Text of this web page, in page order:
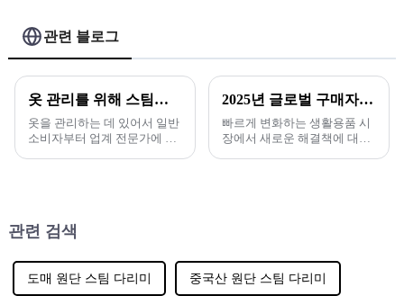
관련 블로그
옷 관리를 위해 스팀다리미를 사용하면 얻을 수 있는 5가지 주요 이점
옷을 관리하는 데 있어서 일반
소비자부터 업계 전문가에 이
2025년 글로벌 구매자를 위한 걸이형 스팀 다리미의 새로운 혁신
빠르게 변화하는 생활용품 시
장에서 새로운 해결책에 대한
관련 검색
도매 원단 스팀 다리미 중국산 원단 스팀 다리미